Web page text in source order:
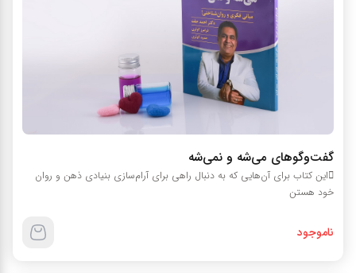
گفت‌وگوهای می‌شه و نمی‌شه
این کتاب برای آن‌هایی که به دنبال راهی برای آرام‌سازی بنیادی ذهن و روان
خود هستن
ناموجود